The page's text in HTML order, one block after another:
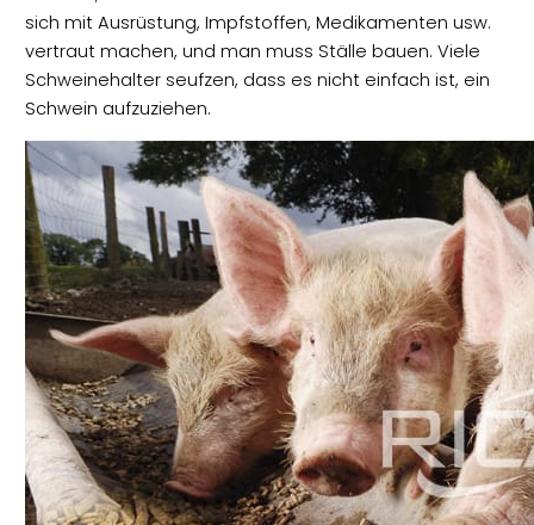
sich mit Ausrüstung, Impfstoffen, Medikamenten usw.
vertraut machen, und man muss Ställe bauen. Viele
Schweinehalter seufzen, dass es nicht einfach ist, ein
Schwein aufzuziehen.